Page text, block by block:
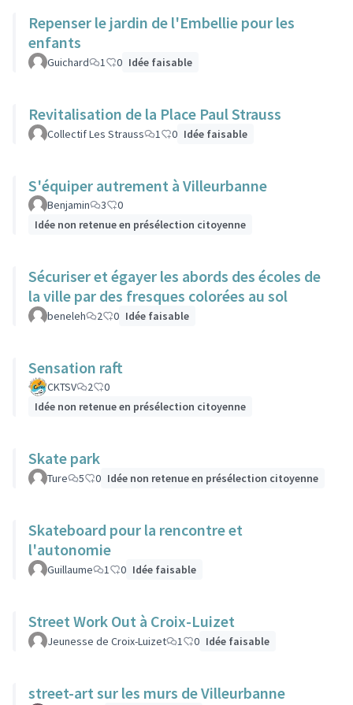
Repenser le jardin de l'Embellie pour les
enfants
Guichard 1 0 Idée faisable
Revitalisation de la Place Paul Strauss
Collectif Les Strauss 1 0 Idée faisable
S'équiper autrement à Villeurbanne
Benjamin 3
0
Idée non retenue en présélection citoyenne
Sécuriser et égayer les abords des écoles de
la ville par des fresques colorées au sol
beneleh 2 0 Idée faisable
Sensation raft
CKTSV 2
0
Idée non retenue en présélection citoyenne
Skate park
Ture 5 0 Idée non retenue en présélection citoyenne
Skateboard pour la rencontre et
l'autonomie
Guillaume 1 0 Idée faisable
Street Work Out à Croix-Luizet
Jeunesse de Croix-Luizet 1 0 Idée faisable
street-art sur les murs de Villeurbanne